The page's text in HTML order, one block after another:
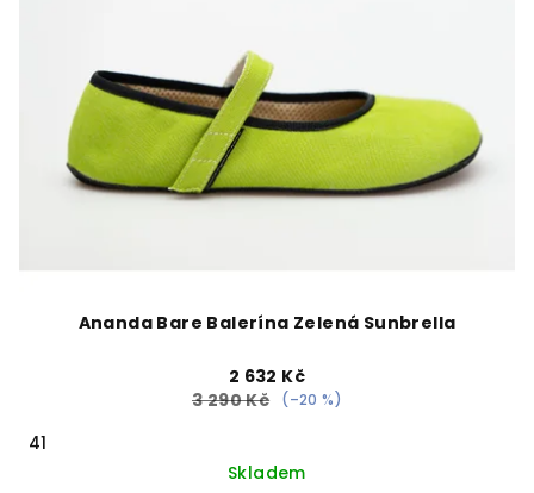
Ananda Bare Balerína Zelená Sunbrella
2 632 Kč
3 290 Kč
(–20 %)
41
Skladem